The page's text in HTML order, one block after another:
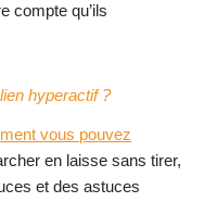
compte qu’ils
hyperactif ?
vous pouvez
en laisse sans tirer,
et des astuces